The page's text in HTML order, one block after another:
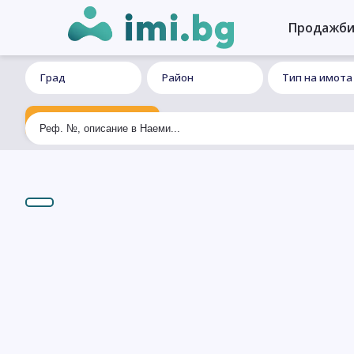
Продажби
Град Район Тип на имота
Ексклузивно търсене